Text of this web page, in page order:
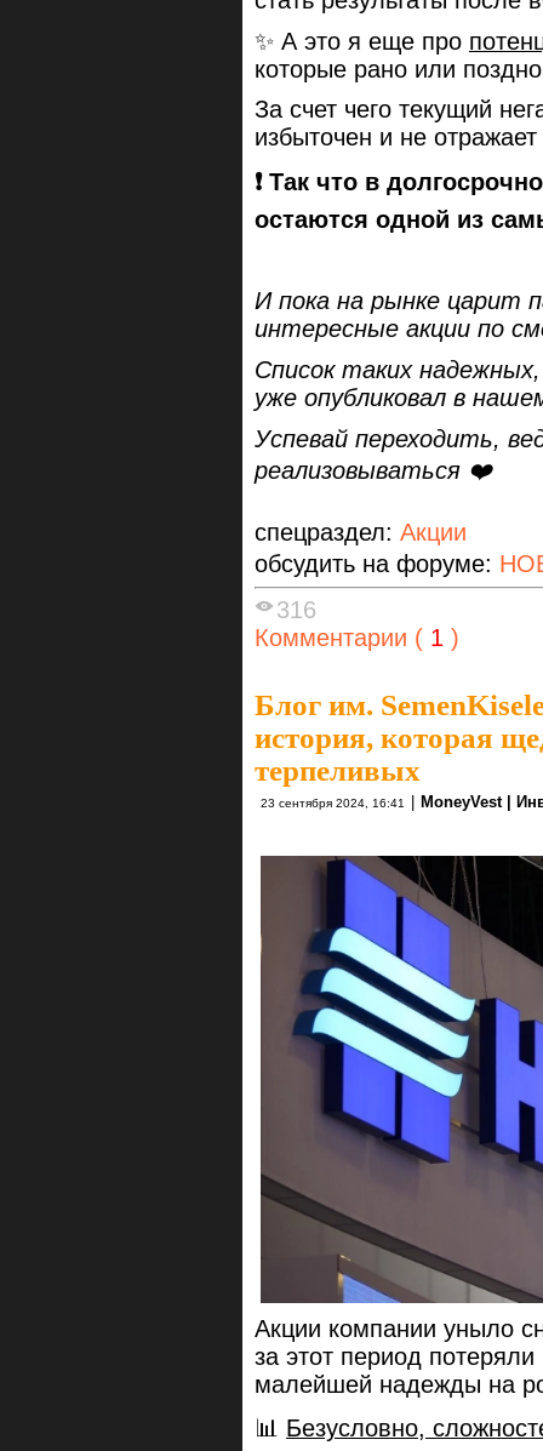
✨ А это я еще про
которые рано или
За счет чего текущий
избыточен и не
❗️ Так что в
остаются одной из
И пока на рынке царит
интересные акции по
Список таких
уже опубликовал в
Успевай переходить,
реализовываться ❤️
спецраздел: Акции
обсудить на форуме:
316
Комментарии ( 1 )
Блог им.
история, которая
терпеливых
23 сентября 2024, 16:41 MoneyVest |
Акции компании уныло
за этот период
малейшей надежды на
📊 Безусловно,